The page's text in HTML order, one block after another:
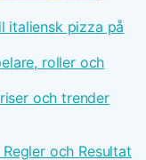
italiensk pizza på
roller och
och trender
och Resultat